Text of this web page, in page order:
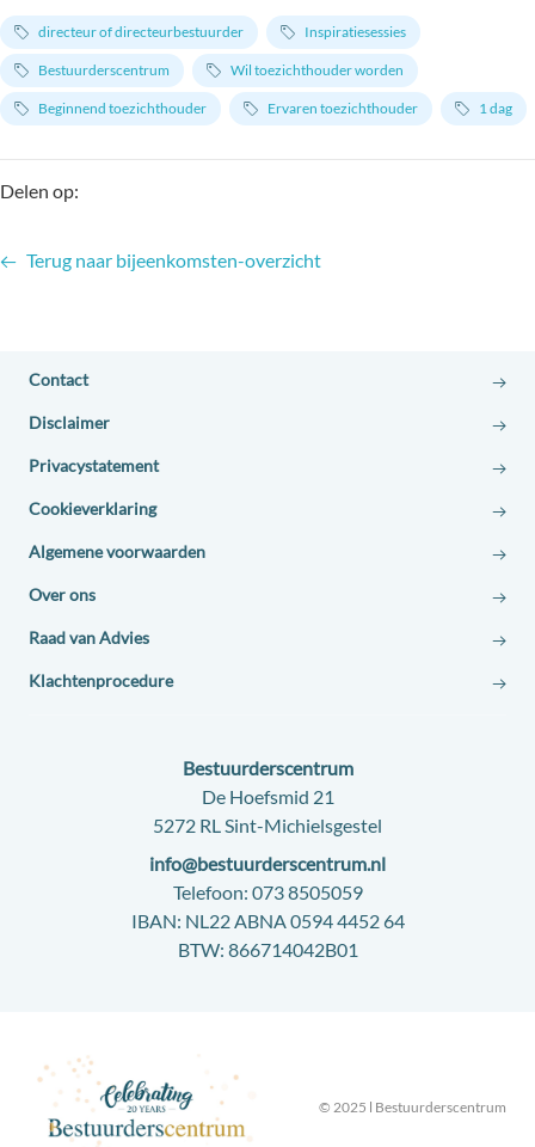
directeur of directeurbestuurder Inspiratiesessies
Bestuurderscentrum Wil toezichthouder worden
Beginnend toezichthouder Ervaren toezichthouder 1 dag
Terug naar bijeenkomsten-overzicht
Delen op:
Contact
Disclaimer
Privacystatement
Cookieverklaring
Algemene voorwaarden
Over ons
Raad van Advies
Klachtenprocedure
Contact:
Bestuurderscentrum
Adres:
De Hoefsmid 21
5272 RL Sint-Michielsgestel
E-
mail:
info@bestuurderscentrum.nl
Telefoon: 073 8505059
IBAN: NL22 ABNA 0594 4452 64
BTW: 866714042B01
© 2025 l Bestuurderscentrum